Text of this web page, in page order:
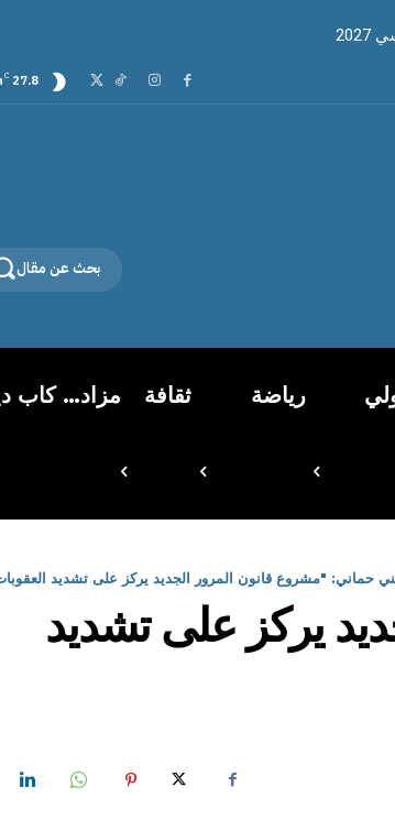
27.8
C
بحث عن مقال
رياضة ثقافة مزاد… كاب
حماني: "مشروع قانون المرور الجديد يركز على تشديد
يركز على تشديد